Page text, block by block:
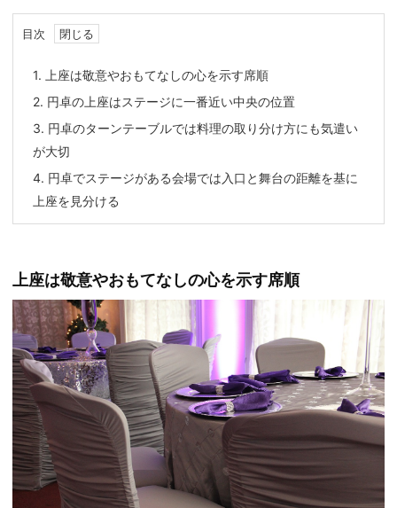
目次
1. 上座は敬意やおもてなしの心を示す席順
2. 円卓の上座はステージに一番近い中央の位置
3. 円卓のターンテーブルでは料理の取り分け方にも気遣い
が大切
4. 円卓でステージがある会場では入口と舞台の距離を基に
上座を見分ける
上座は敬意やおもてなしの心を示す席順